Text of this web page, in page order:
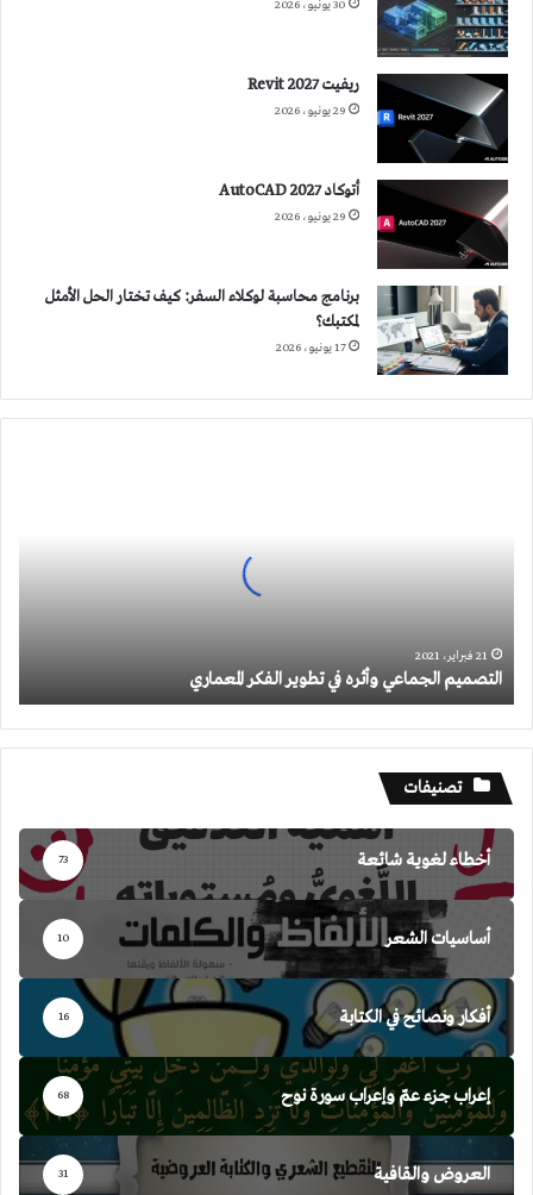
30 يونيو، 2026
ريفيت 2027 Revit
29 يونيو، 2026
أتوكاد 2027 AutoCAD
29 يونيو، 2026
برنامج محاسبة لوكلاء السفر: كيف تختار الحل الأمثل
لمكتبك؟
17 يونيو، 2026
21 فبراير، 2021
التصميم الجماعي وأثره في تطوير الفكر المعماري
تصنيفات
أخطاء لغوية شائعة 73
أساسيات الشعر 10
أفكار ونصائح في الكتابة 16
إعراب جزء عمّ وإعراب سورة نوح 68
العروض والقافية 31